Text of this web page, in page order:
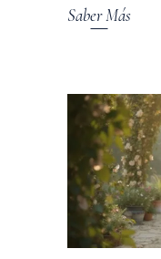
Saber Más